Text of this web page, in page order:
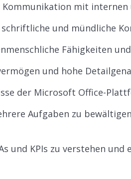
Kommunikation mit
und mündliche
Fähigkeiten
und hohe
der Microsoft Office-
Aufgaben zu
und KPIs zu verstehen und